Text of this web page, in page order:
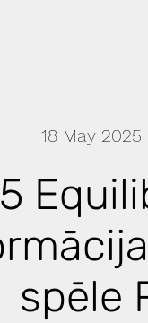
18 May 2025
spēle